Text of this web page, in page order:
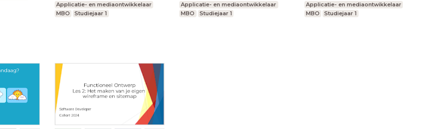
Applicatie- en mediaontwikkelaar
MBO
Studiejaar 1
Applicatie- en mediaontwikkelaar
MBO
Studiejaar 1
Applicatie- en mediaontwikkelaar
MBO
Studiejaar 1